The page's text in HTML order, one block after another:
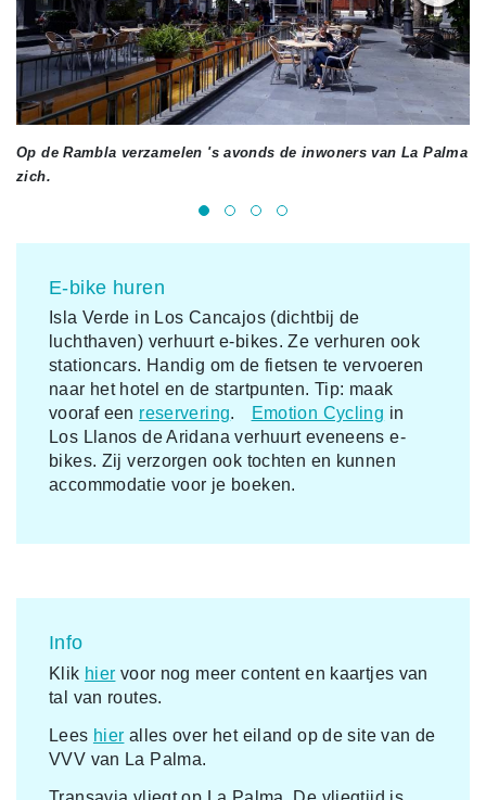
Op de Rambla verzamelen 's avonds de inwoners van La Palma
zich.
E-bike huren
Isla Verde in Los Cancajos (dichtbij de
luchthaven) verhuurt e-bikes. Ze verhuren ook
stationcars. Handig om de fietsen te vervoeren
naar het hotel en de startpunten. Tip: maak
vooraf een reservering. Emotion Cycling in
Los Llanos de Aridana verhuurt eveneens e-
bikes. Zij verzorgen ook tochten en kunnen
accommodatie voor je boeken.
Info
Klik hier voor nog meer content en kaartjes van
tal van routes.
Lees hier alles over het eiland op de site van de
VVV van La Palma.